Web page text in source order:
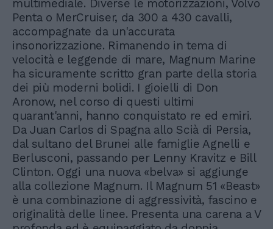
multimediale. Diverse le motorizzazioni, Volvo
Penta o MerCruiser, da 300 a 430 cavalli,
accompagnate da un'accurata
insonorizzazione. Rimanendo in tema di
velocità e leggende di mare, Magnum Marine
ha sicuramente scritto gran parte della storia
dei più moderni bolidi. I gioielli di Don
Aronow, nel corso di questi ultimi
quarant'anni, hanno conquistato re ed emiri.
Da Juan Carlos di Spagna allo Scià di Persia,
dal sultano del Brunei alle famiglie Agnelli e
Berlusconi, passando per Lenny Kravitz e Bill
Clinton. Oggi una nuova «belva» si aggiunge
alla collezione Magnum. Il Magnum 51 «Beast»
è una combinazione di aggressività, fascino e
originalità delle linee. Presenta una carena a V